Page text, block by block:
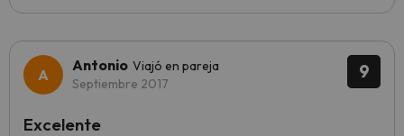
9
Antonio Viajó en pareja
Septiembre 2017
Excelente